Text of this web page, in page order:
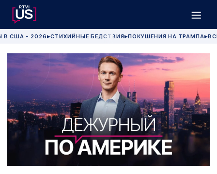
В США - 2026 ▶СТИХИЙНЫЕ БЕДСТВИЯ▶ПОКУШЕНИЯ НА ТРАМПА▶